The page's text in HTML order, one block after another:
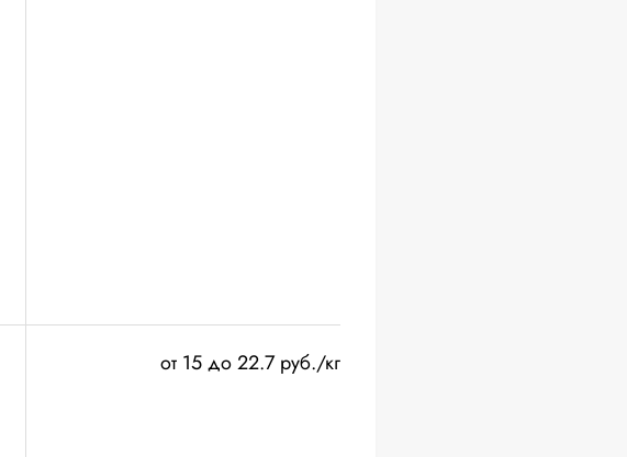
от 15 до 22.7 руб./кг